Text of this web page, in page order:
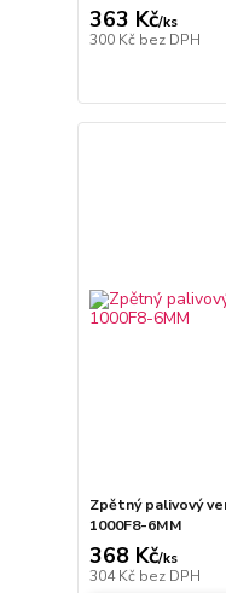
363 Kč/ks
300 Kč bez DPH
Zpětný palivový
1000F8-6MM
368 Kč/ks
304 Kč bez DPH